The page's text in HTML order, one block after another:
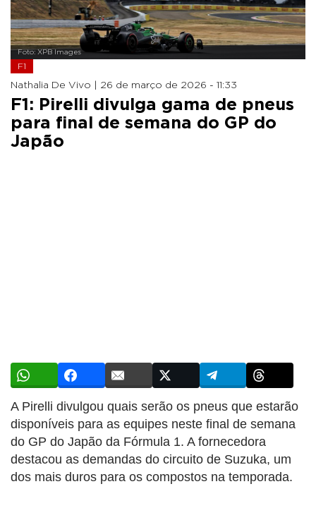
Foto: XPB Images
F1
Nathalia De Vivo | 26 de março de 2026 - 11:33
F1: Pirelli divulga gama de pneus
para final de semana do GP do
Japão
A Pirelli divulgou quais serão os pneus que estarão
disponíveis para as equipes neste final de semana
do GP do Japão da Fórmula 1. A fornecedora
destacou as demandas do circuito de Suzuka, um
dos mais duros para os compostos na temporada.